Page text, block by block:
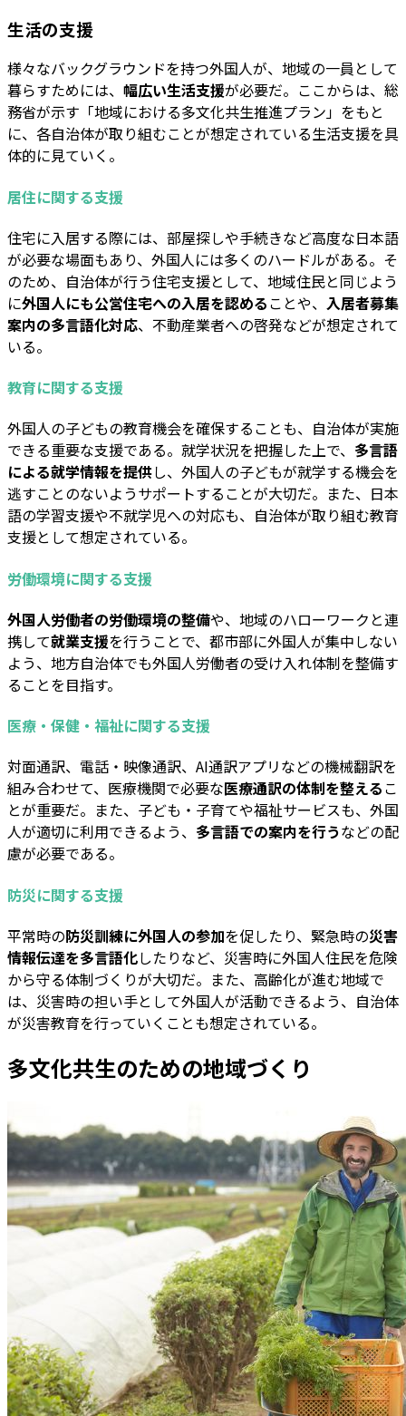
生活の支援
様々なバックグラウンドを持つ外国人が、地域の一員として
暮らすためには、 幅広い生活支援が必要だ。ここからは、総
務省が示す「地域における多文化共生推進プラン」をもと
に、各自治体が取り組むことが想定されている生活支援を具
体的に見ていく。
居住に関する支援
住宅に入居する際には、部屋探しや手続きなど高度な日本語
が必要な場面もあり、外国人には多くのハードルがある。そ
のため、自治体が行う住宅支援として、地域住民と同じよう
に外国人にも公営住宅への入居を認めることや、 入居者募集
案内の多言語化対応、不動産業者への啓発などが想定されて
いる。
教育に関する支援
外国人の子どもの教育機会を確保することも、自治体が実施
できる重要な支援である。就学状況を把握した上で、 多言語
による就学情報を提供し、外国人の子どもが就学する機会を
逃すことのないようサポートすることが大切だ。また、日本
語の学習支援や不就学児への対応も、自治体が取り組む教育
支援として想定されている。
労働環境に関する支援
外国人労働者の労働環境の整備や、地域のハローワークと連
携して就業支援を行うことで、都市部に外国人が集中しない
よう、地方自治体でも外国人労働者の受け入れ体制を整備す
ることを目指す。
医療・保健・福祉に関する支援
対面通訳、電話・映像通訳、AI通訳アプリなどの機械翻訳を
組み合わせて、医療機関で必要な医療通訳の体制を整えるこ
とが重要だ。また、子ども・子育てや福祉サービスも、外国
人が適切に利用できるよう、 多言語での案内を行うなどの配
慮が必要である。
防災に関する支援
平常時の防災訓練に外国人の参加を促したり、緊急時の災害
情報伝達を多言語化したりなど、災害時に外国人住民を危険
から守る体制づくりが大切だ。また、高齢化が進む地域で
は、災害時の担い手として外国人が活動できるよう、自治体
が災害教育を行っていくことも想定されている。
多文化共生のための地域づくり